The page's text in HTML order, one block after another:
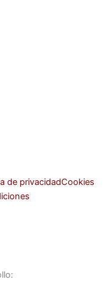
de privacidadCookies